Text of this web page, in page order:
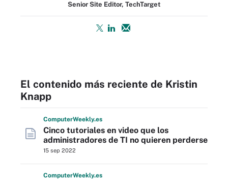
Senior Site Editor, TechTarget
El contenido más reciente de Kristin
Knapp
ComputerWeekly.es
Cinco tutoriales en video que los
administradores de TI no quieren perderse
15 sep 2022
ComputerWeekly.es